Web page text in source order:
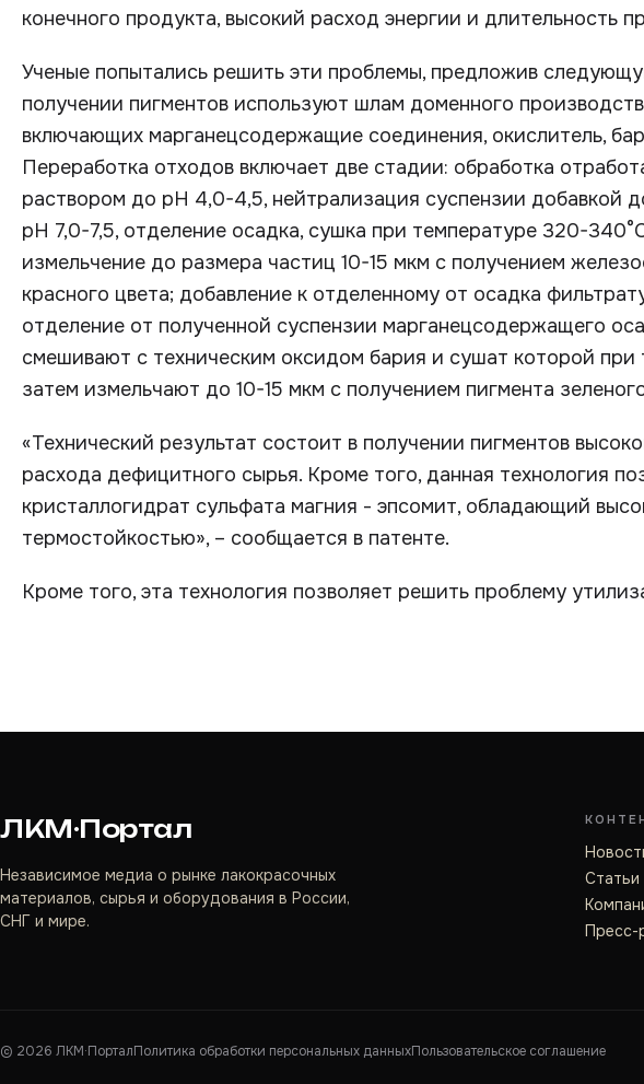
конечного продукта, высокий расход энергии и длительность
Ученые попытались решить эти проблемы, предложив
получении пигментов используют шлам доменного
включающих марганецсодержащие соединения, окислитель,
Переработка отходов включает две стадии: обработка
раствором до рН 4,0-4,5, нейтрализация суспензии добавкой
рН 7,0-7,5, отделение осадка, сушка при температуре 320-
измельчение до размера частиц 10-15 мкм с получением
красного цвета; добавление к отделенному от осадка
отделение от полученной суспензии марганецсодержащего
смешивают с техническим оксидом бария и сушат которой
затем измельчают до 10-15 мкм с получением пигмента
«Технический результат состоит в получении пигментов
расхода дефицитного сырья. Кроме того, данная технология
кристаллогидрат сульфата магния - эпсомит, обладающий
термостойкостью», – сообщается в патенте.
Кроме того, эта технология позволяет решить проблему
ЛКМ·Портал
Независимое медиа о рынке лакокрасочных
материалов, сырья и оборудования в России,
СНГ и мире.
Статьи
Пресс-
© 2026 ЛКМ·ПорталПолитика обработки персональных данныхПользовательское соглашение